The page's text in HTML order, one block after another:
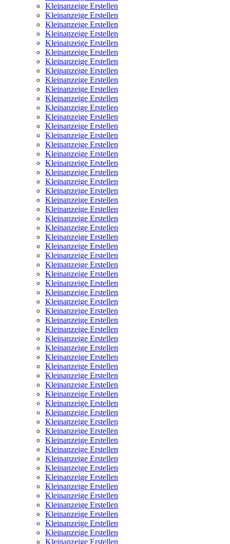
Kleinanzeige Erstellen
Kleinanzeige Erstellen
Kleinanzeige Erstellen
Kleinanzeige Erstellen
Kleinanzeige Erstellen
Kleinanzeige Erstellen
Kleinanzeige Erstellen
Kleinanzeige Erstellen
Kleinanzeige Erstellen
Kleinanzeige Erstellen
Kleinanzeige Erstellen
Kleinanzeige Erstellen
Kleinanzeige Erstellen
Kleinanzeige Erstellen
Kleinanzeige Erstellen
Kleinanzeige Erstellen
Kleinanzeige Erstellen
Kleinanzeige Erstellen
Kleinanzeige Erstellen
Kleinanzeige Erstellen
Kleinanzeige Erstellen
Kleinanzeige Erstellen
Kleinanzeige Erstellen
Kleinanzeige Erstellen
Kleinanzeige Erstellen
Kleinanzeige Erstellen
Kleinanzeige Erstellen
Kleinanzeige Erstellen
Kleinanzeige Erstellen
Kleinanzeige Erstellen
Kleinanzeige Erstellen
Kleinanzeige Erstellen
Kleinanzeige Erstellen
Kleinanzeige Erstellen
Kleinanzeige Erstellen
Kleinanzeige Erstellen
Kleinanzeige Erstellen
Kleinanzeige Erstellen
Kleinanzeige Erstellen
Kleinanzeige Erstellen
Kleinanzeige Erstellen
Kleinanzeige Erstellen
Kleinanzeige Erstellen
Kleinanzeige Erstellen
Kleinanzeige Erstellen
Kleinanzeige Erstellen
Kleinanzeige Erstellen
Kleinanzeige Erstellen
Kleinanzeige Erstellen
Kleinanzeige Erstellen
Kleinanzeige Erstellen
Kleinanzeige Erstellen
Kleinanzeige Erstellen
Kleinanzeige Erstellen
Kleinanzeige Erstellen
Kleinanzeige Erstellen
Kleinanzeige Erstellen
Kleinanzeige Erstellen
Kleinanzeige Erstellen